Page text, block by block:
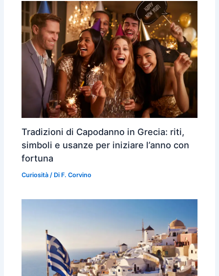
Tradizioni di Capodanno in Grecia: riti,
simboli e usanze per iniziare l’anno con
fortuna
Curiosità / Di F. Corvino